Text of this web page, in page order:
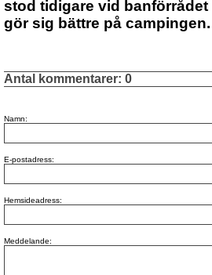
stod tidigare vid
gör sig bättre på campingen.
Antal kommentarer: 0
Namn:
E-postadress:
Hemsideadress:
Meddelande: